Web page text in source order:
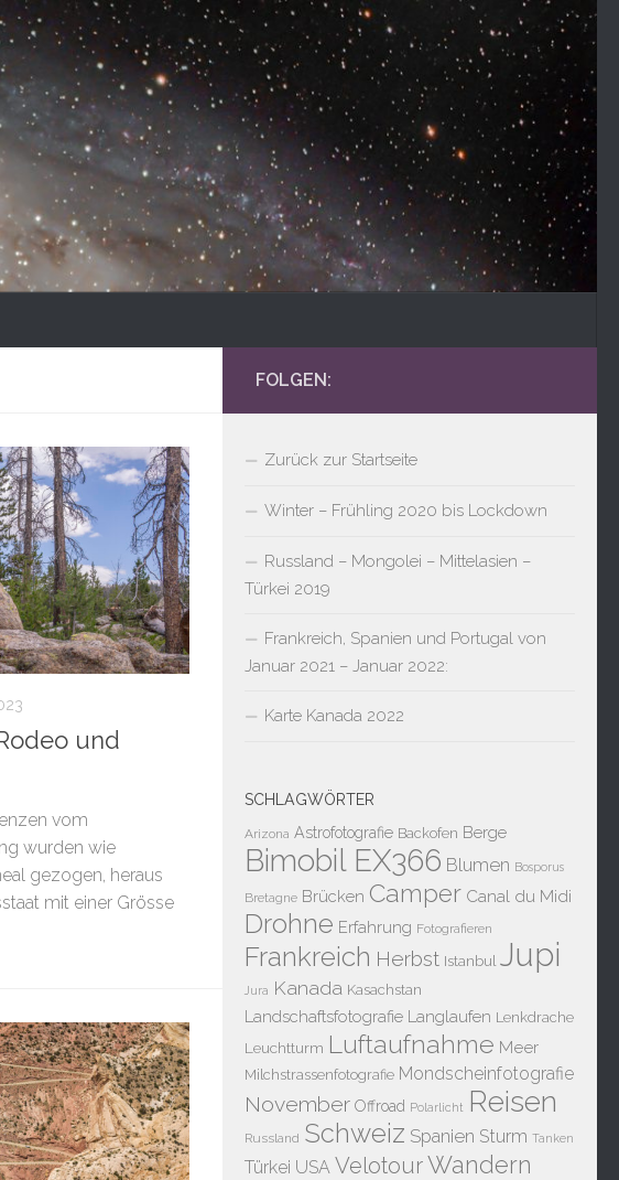
und
vom
wurden wie
gezogen, heraus
mit einer Grösse
FOLGEN:
Zurück zur Startseite
Winter – Frühling 2020 bis Lockdown
Russland – Mongolei – Mittelasien –
Türkei 2019
Frankreich, Spanien und Portugal von
Januar 2021 – Januar 2022:
Karte Kanada 2022
SCHLAGWÖRTER
Arizona Astrofotografie Backofen Berge
Bimobil EX366 Blumen Bosporus
Bretagne Brücken Camper Canal du Midi
Drohne Erfahrung Fotografieren
Frankreich Herbst Istanbul Jupi
Jura Kanada Kasachstan
Landschaftsfotografie Langlaufen Lenkdrache
Leuchtturm Luftaufnahme Meer
Milchstrassenfotografie Mondscheinfotografie
November Offroad Polarlicht Reisen
Russland Schweiz Spanien Sturm Tanken
Türkei USA VelotourWandern